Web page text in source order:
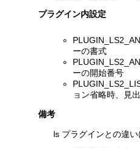
プラグイン内設定
ーの書式
ーの開始番号
ョン省略時、見
備考
ls プラグインとの違い